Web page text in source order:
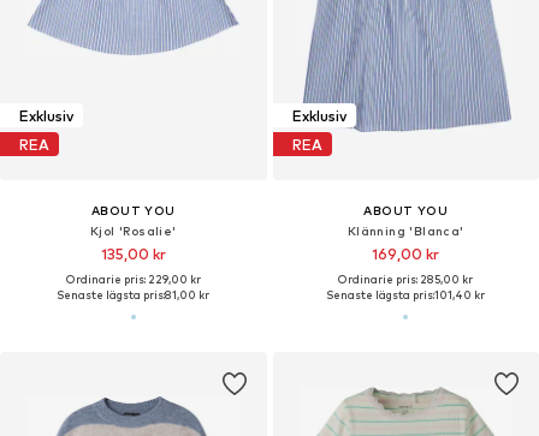
Exklusiv
REA
ABOUT YOU
Kjol 'Rosalie'
135,00 kr
Ordinarie pris: 229,00 kr
Senaste lägsta pris:81,00 kr
Exklusiv
REA
ABOUT YOU
Klänning 'Blanca'
169,00 kr
Ordinarie pris: 285,00 kr
Senaste lägsta pris:101,40 kr